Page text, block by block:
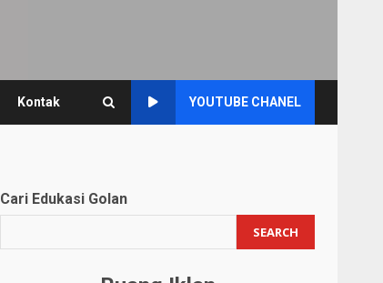
Kontak YOUTUBE CHANEL
Cari Edukasi Golan
SEARCH